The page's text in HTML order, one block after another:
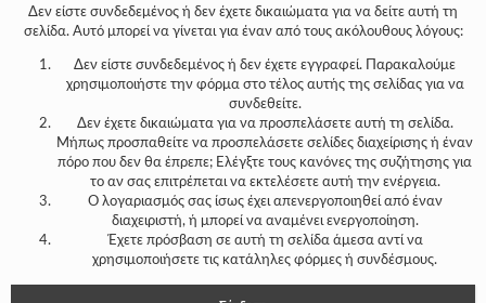
-
-
-
-
-
-
Δεν είστε συνδεδεμένος ή δεν έχετε δικαιώματα για να δείτε αυτή τη
σελίδα. Αυτό μπορεί να γίνεται για έναν από τους ακόλουθους λόγους:
Δεν είστε συνδεδεμένος ή δεν έχετε εγγραφεί. Παρακαλούμε
χρησιμοποιήστε την φόρμα στο τέλος αυτής της σελίδας για να
συνδεθείτε.
Δεν έχετε δικαιώματα για να προσπελάσετε αυτή τη σελίδα.
Μήπως προσπαθείτε να προσπελάσετε σελίδες διαχείρισης ή έναν
πόρο που δεν θα έπρεπε; Ελέγξτε τους κανόνες της συζήτησης για
το αν σας επιτρέπεται να εκτελέσετε αυτή την ενέργεια.
Ο λογαριασμός σας ίσως έχει απενεργοποιηθεί από έναν
διαχειριστή, ή μπορεί να αναμένει ενεργοποίηση.
Έχετε πρόσβαση σε αυτή τη σελίδα άμεσα αντί να
χρησιμοποιήσετε τις κατάληλες φόρμες ή συνδέσμους.